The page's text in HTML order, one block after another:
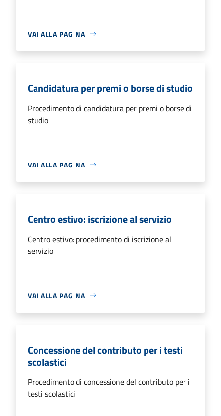
VAI ALLA PAGINA
Candidatura per premi o borse di studio
Procedimento di candidatura per premi o borse di
studio
VAI ALLA PAGINA
Centro estivo: iscrizione al servizio
Centro estivo: procedimento di iscrizione al
servizio
VAI ALLA PAGINA
Concessione del contributo per i testi
scolastici
Procedimento di concessione del contributo per i
testi scolastici